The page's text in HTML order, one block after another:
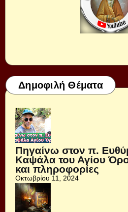
Δημοφιλή Θέματα
Πηγαίνω στον π.
Καψάλα του Αγίου
και πληροφορίες
Οκτωβρίου 11, 2024